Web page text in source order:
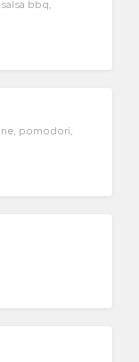
bbq,
pomodori,